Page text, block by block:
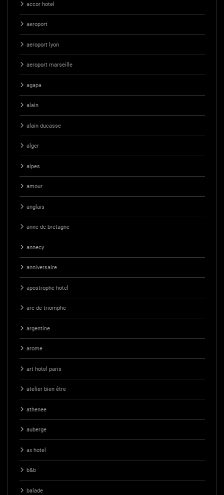
accor hotel
aeroport
aeroport lyon
aeroport marseille
agapa
alain
alain ducasse
alger
alpes
amour
anglais
anne de bretagne
annecy
anniversaire
apostrophe hotel
arc de triomphe
argentine
arome
art hotel paris
atelier bien être
athenee
auberge
ax hotel
b&b
balade